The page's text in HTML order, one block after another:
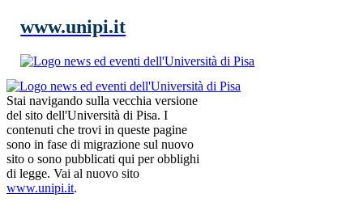
www.unipi.it
Stai navigando sulla vecchia versione
del sito dell'Università di Pisa. I
contenuti che trovi in queste pagine
sono in fase di migrazione sul nuovo
sito o sono pubblicati qui per obblighi
di legge. Vai al nuovo sito
www.unipi.it.